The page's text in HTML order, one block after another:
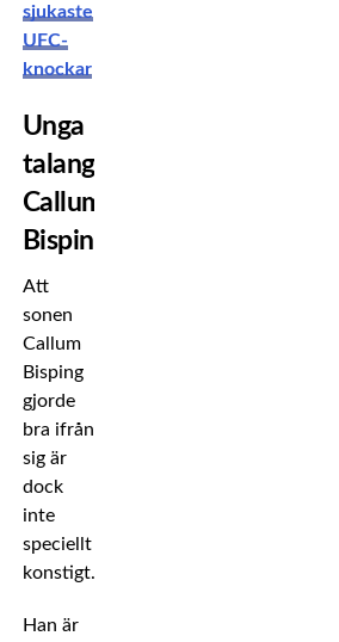
sjukaste
UFC-
knockar
Unga
talangen
Callum
Bisping
Att
sonen
Callum
Bisping
gjorde
bra ifrån
sig är
dock
inte
speciellt
konstigt.
Han är